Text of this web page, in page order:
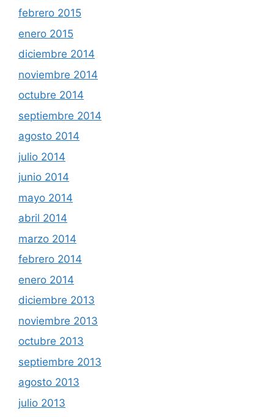
febrero 2015
enero 2015
diciembre 2014
noviembre 2014
octubre 2014
septiembre 2014
agosto 2014
julio 2014
junio 2014
mayo 2014
abril 2014
marzo 2014
febrero 2014
enero 2014
diciembre 2013
noviembre 2013
octubre 2013
septiembre 2013
agosto 2013
julio 2013